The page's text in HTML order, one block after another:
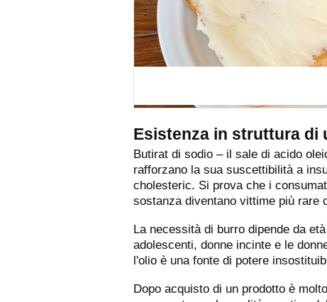
Esistenza in struttura di
Butirat di sodio – il sale di acido
rafforzano la sua suscettibilità a
cholesteric. Si prova che i
sostanza diventano vittime più rare
La necessità di burro dipende da
adolescenti, donne incinte e le
l'olio è una fonte di potere
Dopo acquisto di un prodotto è